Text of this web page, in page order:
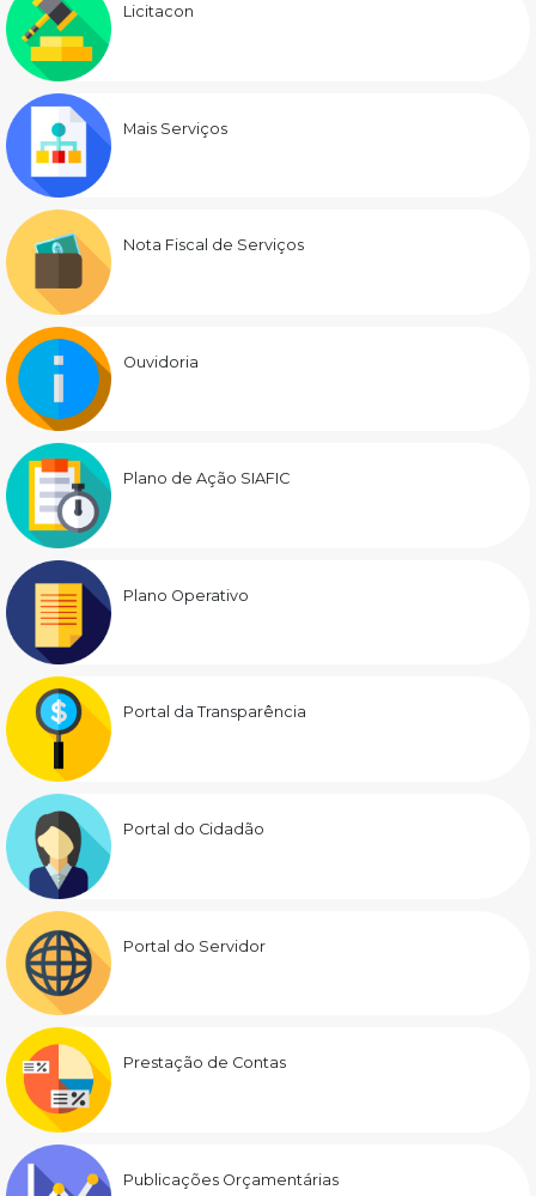
Licitacon
Mais Serviços
Nota Fiscal de Serviços
Ouvidoria
Plano de Ação SIAFIC
Plano Operativo
Portal da Transparência
Portal do Cidadão
Portal do Servidor
Prestação de Contas
Publicações Orçamentárias